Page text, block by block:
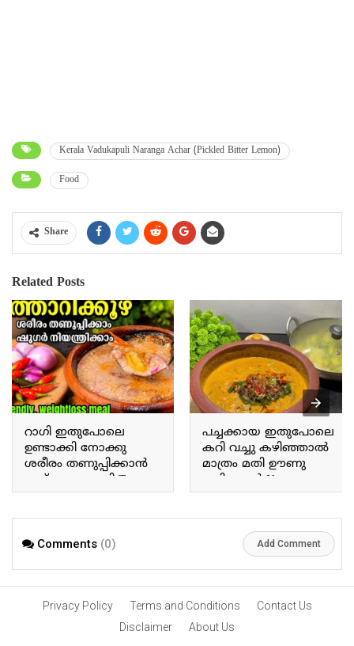
Kerala Vadukapuli Naranga Achar (Pickled Bitter Lemon)
Food
Share
Related Posts
റാഗി ഇതുപോലെ
ഉണ്ടാക്കി നോക്കു
ശരീരം തണുപ്പിക്കാൻ
ഇത് മാത്രം മതി Try
making ragi this way; this
പച്ചക്കായ ഇതുപോലെ
കറി വച്ചു കഴിഞ്ഞാൽ
മാത്രം മതി ഊണു
കഴിക്കാൻ If you prepare
a curry with raw plantains
enough for a meal.
Comments (0) Add Comment
Privacy Policy Terms and Conditions
Contact Us
Disclaimer
About Us